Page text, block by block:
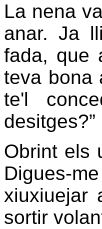
La nena
anar. Ja
fada, que
teva bona
te'l
desitges?”
Obrint els
Digues-
xiuxiuejar
sortir